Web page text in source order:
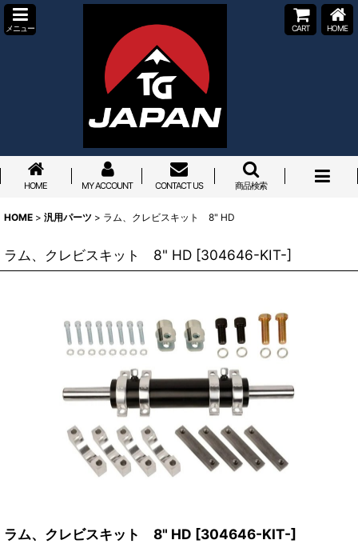
メニュー CART HOME
HOME MY ACCOUNT CONTACT US 商品検索
HOME > 汎用パーツ > ラム、クレビスキット 8" HD
ラム、クレビスキット 8" HD [304646-KIT-]
ラム、クレビスキット 8" HD [304646-KIT-]